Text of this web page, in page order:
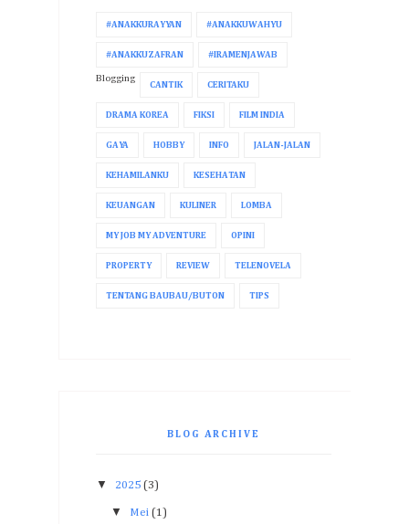
#ANAKKURAYYAN #ANAKKUWAHYU
#ANAKKUZAFRAN #IRAMENJAWAB
Blogging
CANTIK CERITAKU
DRAMA KOREA FIKSI FILM INDIA
GAYA HOBBY INFO JALAN-JALAN
KEHAMILANKU KESEHATAN
KEUANGAN KULINER LOMBA
MY JOB MY ADVENTURE OPINI
PROPERTY REVIEW TELENOVELA
TENTANG BAUBAU/BUTON TIPS
BLOG ARCHIVE
▼ 2025 (3)
▼ Mei (1)